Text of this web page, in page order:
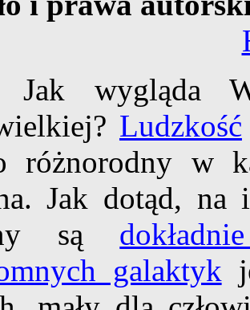
Jak wygląda
Ludzkość
różnorodny w
Jak dotąd,
są
galaktyk